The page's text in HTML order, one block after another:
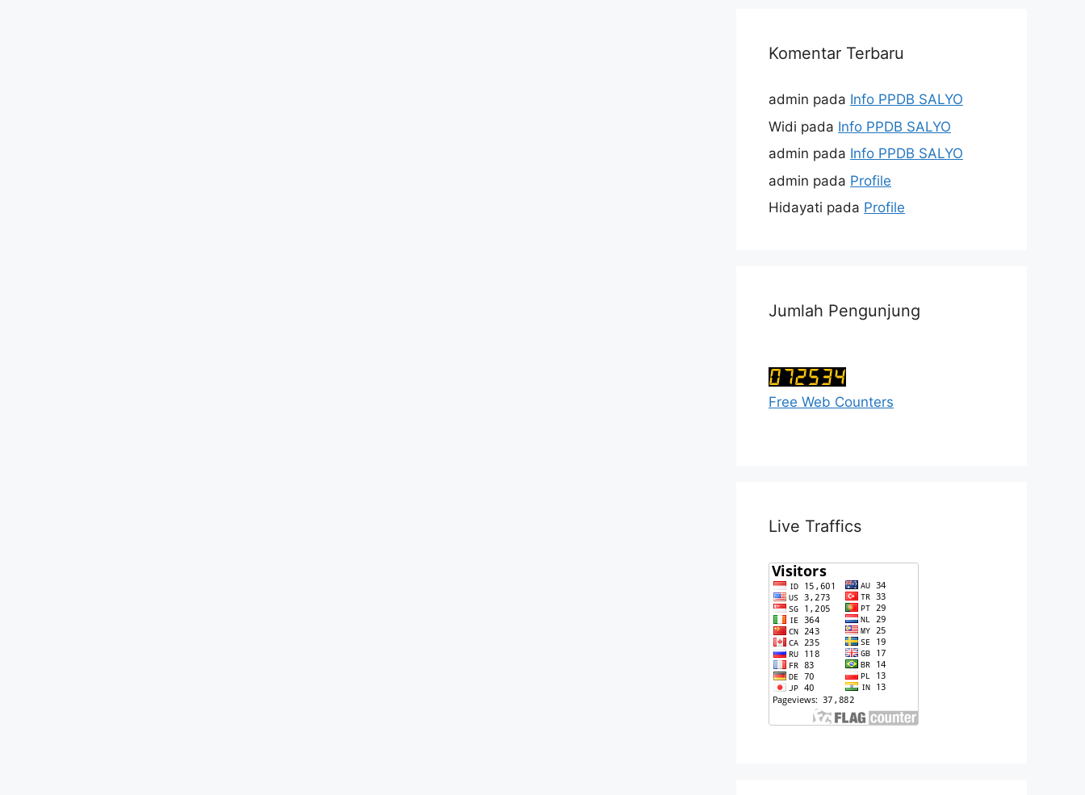
Komentar Terbaru
admin pada Info PPDB SALYO
Widi pada Info PPDB SALYO
admin pada Info PPDB SALYO
admin pada Profile
Hidayati pada Profile
Jumlah Pengunjung
Free Web Counters
Live Traffics